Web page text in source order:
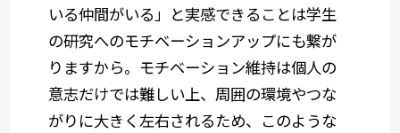
いる仲間がいる」と実感できることは学生
の研究へのモチベーションアップにも繋が
りますから。モチベーション維持は個人の
意志だけでは難しい上、周囲の環境やつな
がりに大きく左右されるため、このような